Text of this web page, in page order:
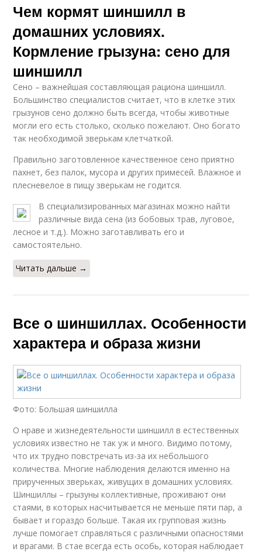
Чем кормят шиншилл в
домашних условиях.
Кормление грызуна: сено для
шиншилл
Сено – важнейшая составляющая рациона шиншилл.
Большинство специалистов считает, что в клетке этих
грызунов сено должно быть всегда, чтобы животные
могли его есть столько, сколько пожелают. Оно богато
так необходимой зверькам клетчаткой.
Правильно заготовленное качественное сено приятно
пахнет, без палок, мусора и других примесей. Влажное и
плесневелое в пищу зверькам не годится.
В специализированных магазинах можно найти
различные вида сена (из бобовых трав, луговое,
лесное и т.д.). Можно заготавливать его и
самостоятельно.
Читать дальше →
Все о шиншиллах. Особенности
характера и образа жизни
Фото: Большая шиншилла
О нраве и жизнедеятельности шиншилл в естественных
условиях известно не так уж и много. Видимо потому,
что их трудно повстречать из-за их небольшого
количества. Многие наблюдения делаются именно на
прирученных зверьках, живущих в домашних условиях.
Шиншиллы – грызуны коллективные, проживают они
стаями, в которых насчитывается не меньше пяти пар, а
бывает и гораздо больше. Такая их групповая жизнь
лучше помогает справляться с различными опасностями
и врагами. В стае всегда есть особь, которая наблюдает